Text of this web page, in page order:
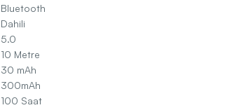
Bluetooth
Dahili
5.0
10 Metre
30 mAh
300mAh
100 Saat